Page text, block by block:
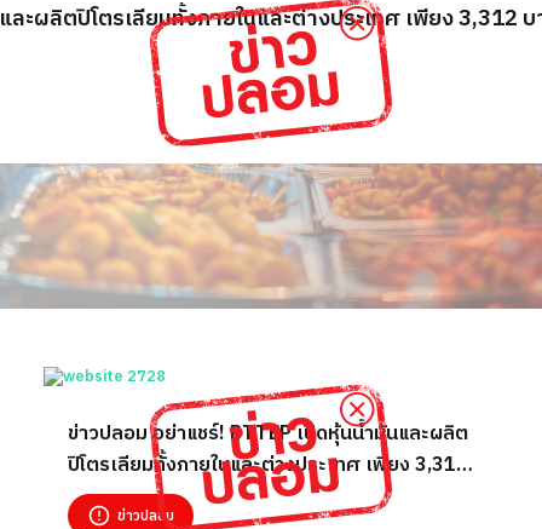
ะผลิตปิโตรเลียมทั้งภายในและต่างประเทศ เพียง 3,312
ข่าวปลอม อย่าแชร์! PTTEP เปิดหุ้นน้ำมันและผลิต
ปิโตรเลียมทั้งภายในและต่างประเทศ เพียง 3,312
บาท
ข่าวปลอม